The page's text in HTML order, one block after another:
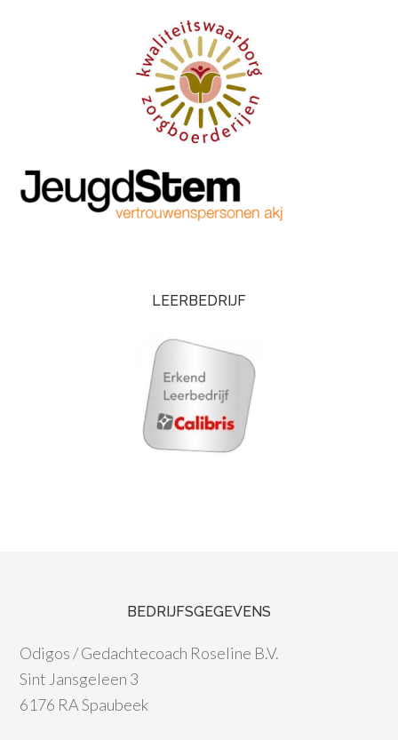
LEERBEDRIJF
BEDRIJFSGEGEVENS
Odigos / Gedachtecoach Roseline B.V.
Sint Jansgeleen 3
6176 RA Spaubeek